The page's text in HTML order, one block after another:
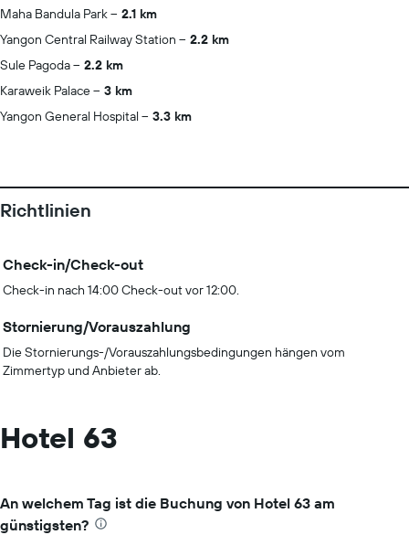
Maha Bandula Park
2.1 km
Yangon Central Railway Station
2.2 km
Sule Pagoda
2.2 km
Karaweik Palace
3 km
Yangon General Hospital
3.3 km
Richtlinien
Check-in/Check-out
Check-in nach 14:00 Check-out vor 12:00.
Stornierung/Vorauszahlung
Die Stornierungs-/Vorauszahlungsbedingungen hängen vom
Zimmertyp und Anbieter ab.
Hotel 63
An welchem Tag ist die Buchung von Hotel 63 am
günstigsten?